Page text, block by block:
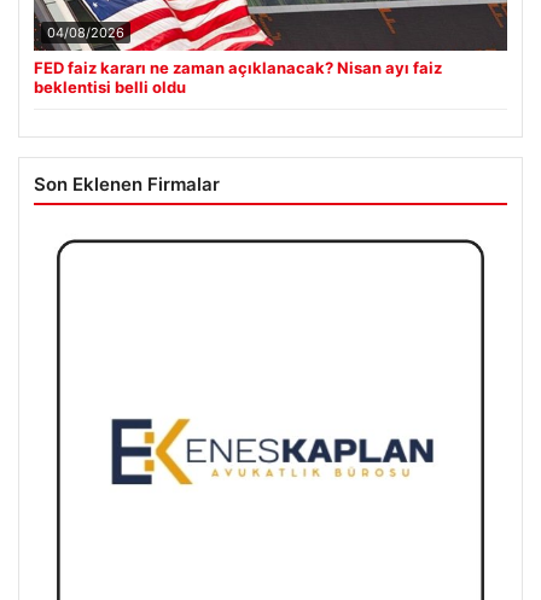
04/08/2026
beklentisi belli oldu
Son Eklenen Firmalar